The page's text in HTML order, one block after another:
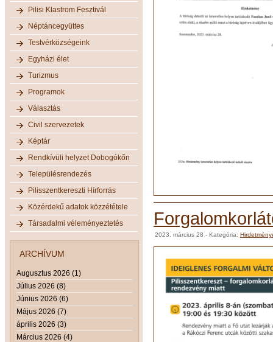
Pilisi Klastrom Fesztivál
Néptáncegyüttes
Testvérközségeink
Egyházi élet
Turizmus
Programok
Választás
Civil szervezetek
Képtár
Rendkívüli helyzet Dobogókőn
Településrendezés
Pilisszentkereszti Hírforrás
Közérdekű adatok közzététele
Társadalmi véleményeztetés
ARCHÍVUM
Augusztus 2026 (1)
Július 2026 (8)
Június 2026 (6)
Május 2026 (7)
április 2026 (3)
Március 2026 (4)
2023. március 28 - Kategória: